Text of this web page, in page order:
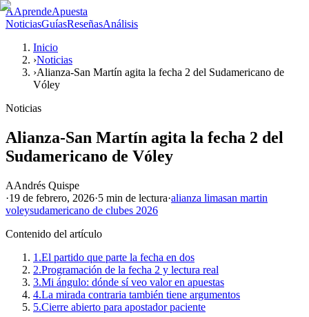
AAprendeApuesta
NoticiasGuíasReseñasAnálisis
Inicio
›Noticias
›Alianza-San Martín agita la fecha 2 del Sudamericano de
Vóley
Noticias
Alianza-San Martín agita la fecha 2 del
Sudamericano de Vóley
AAndrés Quispe
·19 de febrero, 2026·5 min de lectura·alianza limasan martin
voleysudamericano de clubes 2026
Contenido del artículo
1.El partido que parte la fecha en dos
2.Programación de la fecha 2 y lectura real
3.Mi ángulo: dónde sí veo valor en apuestas
4.La mirada contraria también tiene argumentos
5.Cierre abierto para apostador paciente